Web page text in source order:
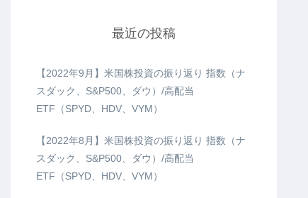
最近の投稿
【2022年9月】米国株投資の振り返り 指数（ナ
スダック、S&P500、ダウ）/高配当
ETF（SPYD、HDV、VYM）
【2022年8月】米国株投資の振り返り 指数（ナ
スダック、S&P500、ダウ）/高配当
ETF（SPYD、HDV、VYM）